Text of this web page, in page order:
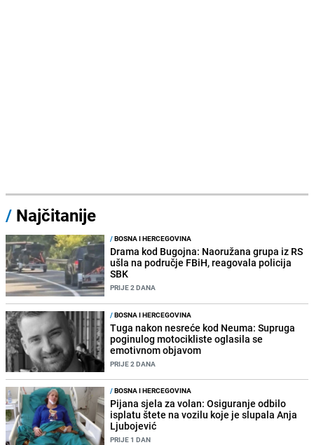
/ Najčitanije
/BOSNA I HERCEGOVINA
Drama kod Bugojna: Naoružana grupa iz RS
ušla na područje FBiH, reagovala policija
SBK
PRIJE 2 DANA
/BOSNA I HERCEGOVINA
Tuga nakon nesreće kod Neuma: Supruga
poginulog motocikliste oglasila se
emotivnom objavom
PRIJE 2 DANA
/BOSNA I HERCEGOVINA
Pijana sjela za volan: Osiguranje odbilo
isplatu štete na vozilu koje je slupala Anja
Ljubojević
PRIJE 1 DAN